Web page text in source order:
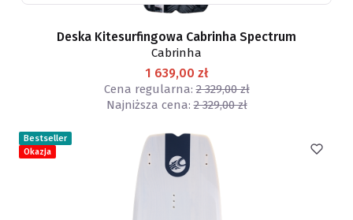
Deska Kitesurfingowa Cabrinha Spectrum
Cabrinha
1 639,00 zł
Cena regularna: 2 329,00 zł
Najniższa cena: 2 329,00 zł
Okazja
Bestseller